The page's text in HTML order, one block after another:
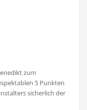
zum
5 Punkten
sicherlich der